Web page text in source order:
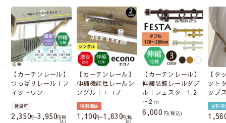
【カーテンレール】
つっぱりレール｜フ
ィットワン
賃貸可
2,350 〜3,950 税
込
【カーテンレール】
伸縮機能性レールシ
ングル｜エコノ
特別価格
1,100 〜1,630 税
込
【カーテンレール】
伸縮装飾レールダブ
ル｜フェスタ 1.2
～2ｍ
6,000 税込
【タ
ット
ップ
送料無